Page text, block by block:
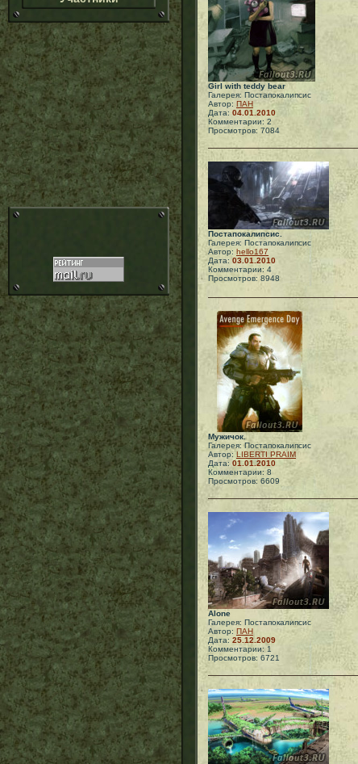
Girl with teddy bear
Галерея: Постапокалипсис
Автор: ПАН
Дата: 04.01.2010
Комментарии: 2
Просмотров: 7084
Постапокалипсис.
Галерея: Постапокалипсис
Автор: hello167
Дата: 03.01.2010
Комментарии: 4
Просмотров: 8948
Мужичок.
Галерея: Постапокалипсис
Автор:LIBERTI PRAIM
Дата: 01.01.2010
Комментарии: 8
Просмотров: 6609
Alone
Галерея: Постапокалипсис
Автор: ПАН
Дата: 25.12.2009
Комментарии: 1
Просмотров: 6721